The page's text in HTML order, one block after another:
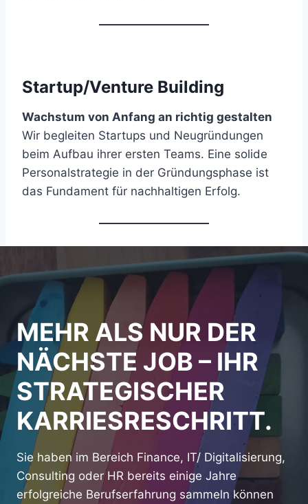
Startup/Venture Building
Wachstum von Anfang an richtig gestalten
Wir begleiten Startups und Neugründungen
beim Aufbau ihrer ersten Teams. Eine solide
Personalstrategie in der Gründungsphase ist
das Fundament für nachhaltigen Erfolg.
MEHR ALS NUR DER
NÄCHSTE JOB – IHR
STRATEGISCHER
KARRIESRESCHRITT.
Sie haben im Bereich Finance, IT/ Digitalisierung,
Consulting oder HR bereits einige Jahre
erfolgreiche Berufserfahrung sammeln können